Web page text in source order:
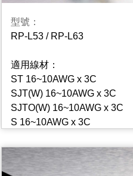
型號：
RP-L53 / RP-L63
適用線材：
ST 16~10AWG x 3C
SJT(W) 16~10AWG x 3C
SJTO(W) 16~10AWG x 3C
S 16~10AWG x 3C